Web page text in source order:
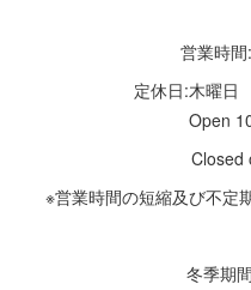
営業時
定休日:木曜日
Open
Closed
※営業時間の短縮及び不定
冬季期